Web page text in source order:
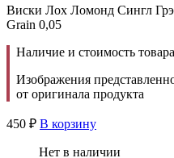
Виски Лох Ломонд Сингл
Grain 0,05
Наличие и стоимость
Изображения
от оригинала продукта
450 ₽ В корзину
Нет в наличии